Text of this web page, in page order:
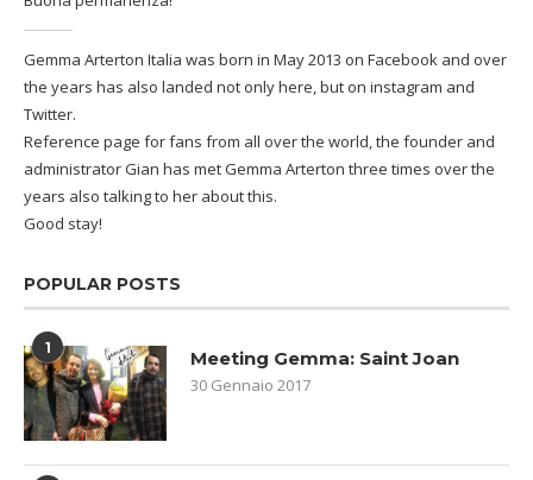
Gemma Arterton Italia was born in May 2013 on Facebook and over
the years has also landed not only here, but on instagram and
Twitter.
Reference page for fans from all over the world, the founder and
administrator Gian has met Gemma Arterton three times over the
years also talking to her about this.
Good stay!
POPULAR POSTS
1 Meeting Gemma: Saint Joan
30 Gennaio 2017